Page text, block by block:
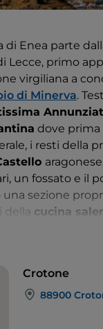
di Enea parte
Lecce, primo
virgiliana a
di Minerva.
dove prima
i resti della
un fossato e il
sezione
della cucina
dea Lacinia
già nel 530
importante
metodo
Crotone
88900